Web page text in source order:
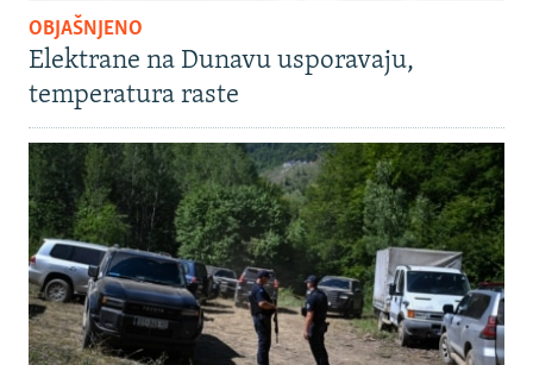
OBJAŠNJENO
Elektrane na Dunavu usporavaju,
temperatura raste